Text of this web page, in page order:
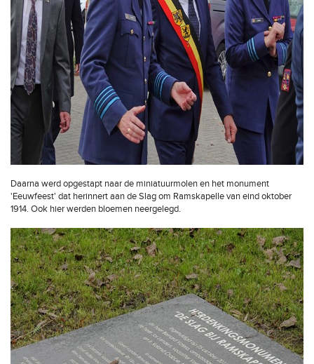
Daarna werd opgestapt naar de miniatuurmolen en het monument
'Eeuwfeest' dat herinnert aan de Slag om Ramskapelle van eind oktober
1914. Ook hier werden bloemen neergelegd.